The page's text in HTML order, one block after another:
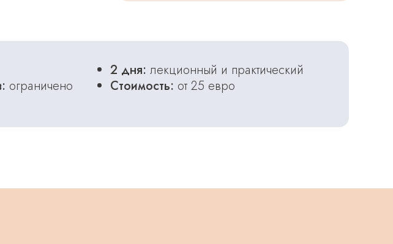
ограничено
2 дня: лекционный и практический
Стоимость: от 25 евро